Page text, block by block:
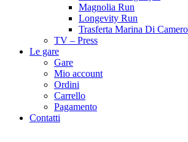
Magnolia Run
Longevity Run
Trasferta Marina Di
TV – Press
Le gare
Gare
Mio account
Ordini
Carrello
Pagamento
Contatti